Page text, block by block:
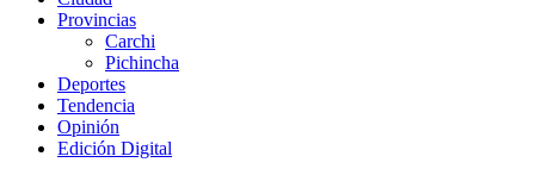
Provincias
Carchi
Pichincha
Deportes
Tendencia
Opinión
Edición Digital